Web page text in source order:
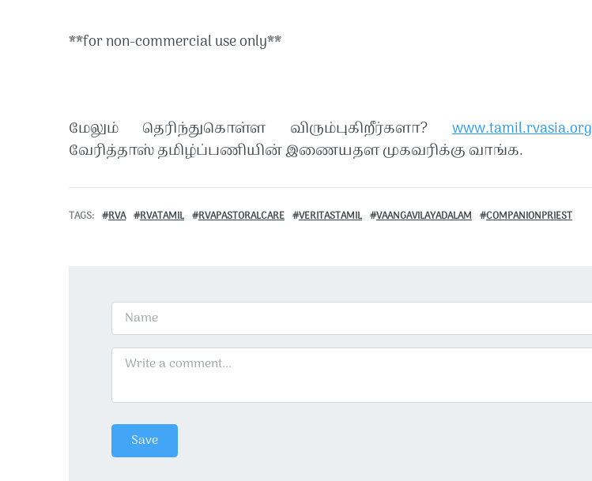
**for non-commercial use only**
மேலும் தெரிந்துகொள்ள விரும்புகிறீர்களா?www.tamil.rvasia.org
வேரித்தாஸ் தமிழ்ப்பணியின் இணையதள முகவரிக்கு வாங்க.
TAGS RVA RVATAMIL RVAPASTORALCARE VERITASTAMIL VAANGAVILAYADALAM COMPANIONPRIEST